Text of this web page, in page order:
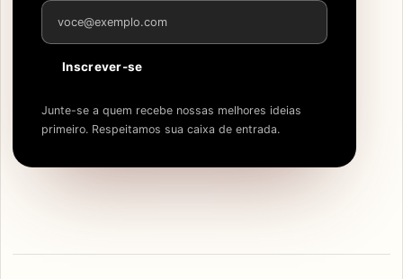
Endereço de e-mail
Inscrever-se
Junte-se a quem recebe nossas melhores ideias
primeiro. Respeitamos sua caixa de entrada.